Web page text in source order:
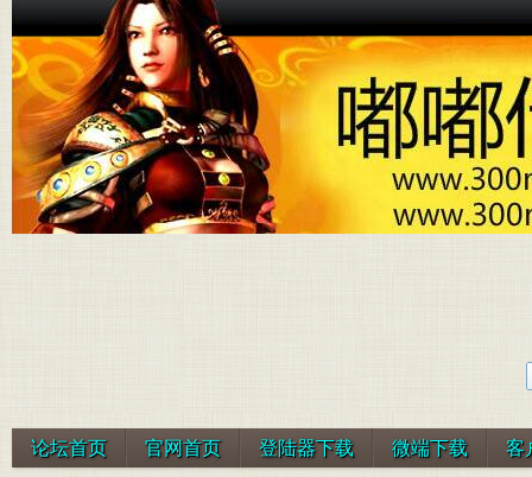
论坛首页 官网首页 登陆器下载 微端下载 客